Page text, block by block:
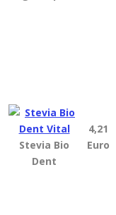
Stevia Bio
Dent
4,21
Euro